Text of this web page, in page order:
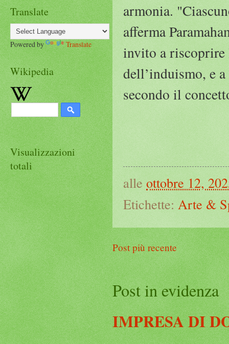
armonia.
afferma
invito a riscoprire
dell’induismo, e
secondo il
alle ottobre 12,
Etichette: Arte &
Post più recente
Post in evidenza
IMPRESA DI
Translate
Powered by Translate
Wikipedia
Visualizzazioni
totali